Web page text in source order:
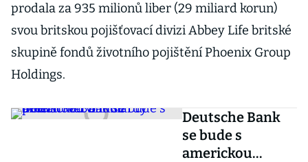
prodala za 935 milionů liber (29 miliard korun)
svou britskou pojišťovací divizi Abbey Life britské
skupině fondů životního pojištění Phoenix Group
Holdings.
Deutsche Bank
se bude s
americkou